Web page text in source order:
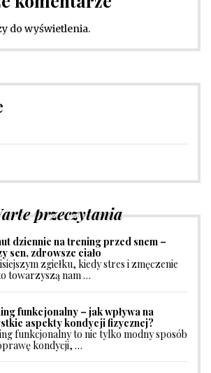
do wyświetlenia.
przeczytania
dziennie na trening przed snem –
sen, zdrowsze ciało
zgiełku, kiedy stres i zmęczenie
towarzyszą nam …
funkcjonalny – jak wpływa na
aspekty kondycji fizycznej?
funkcjonalny to nie tylko modny sposób
kondycji, …